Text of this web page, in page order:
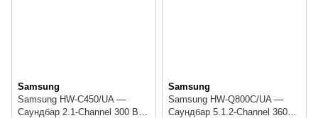
Samsung
Samsung HW-C450/UA —
Саундбар 2.1-Channel 300 Вт
Samsung
Samsung HW-Q800C/UA —
Саундбар 5.1.2-Channel 360